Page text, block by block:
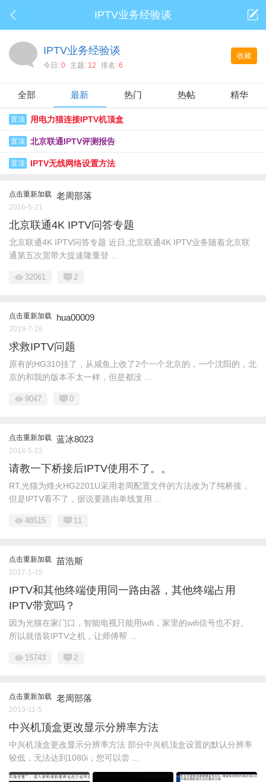
IPTV业务经验谈
收藏
IPTV业务经验谈
今日: 0 主题: 12 排名: 6
全部 最新 热门 热帖 精华
置顶 用电力猫连接IPTV机顶盒
置顶 北京联通IPTV评测报告
置顶 IPTV无线网络设置方法
点击重新加载 老周部落
2016-5-21
北京联通4K IPTV问答专题
北京联通4K IPTV问答专题 近日,北京联通4K IPTV业务随着北京联
通第五次宽带大提速隆重登 ...
32061 2
点击重新加载 hua00009
2019-7-26
求救IPTV问题
原有的HG310挂了，从咸鱼上收了2个一个北京的，一个沈阳的，北
京的和我的版本不太一样，但是都没 ...
9047 0
点击重新加载 蓝冰8023
2018-5-22
请教一下桥接后IPTV使用不了。。
RT,光猫为烽火HG2201U采用老周配置文件的方法改为了纯桥接，
但是IPTV看不了，据说要路由单线复用 ...
48515 11
点击重新加载 苗浩斯
2017-1-15
IPTV和其他终端使用同一路由器，其他终端占用
IPTV带宽吗？
因为光猫在家门口，智能电视只能用wifi，家里的wifi信号也不好。
所以就借装IPTV之机，让师傅帮 ...
15743 2
点击重新加载 老周部落
2013-11-5
中兴机顶盒更改显示分辨率方法
中兴机顶盒更改显示分辨率方法 部分中兴机顶盒设置的默认分辨率
较低，无法达到1080i，您可以尝 ...